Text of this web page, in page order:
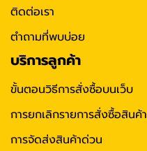
ติดต่อเรา
ตำถามที่พบบ่อย
บริการลูกค้า
ขั้นตอนวิธีการสั่งซื้อบนเว็บ
การยกเลิกรายการสั่งซื้อสินค้า
การจัดส่งสินค้าด่วน